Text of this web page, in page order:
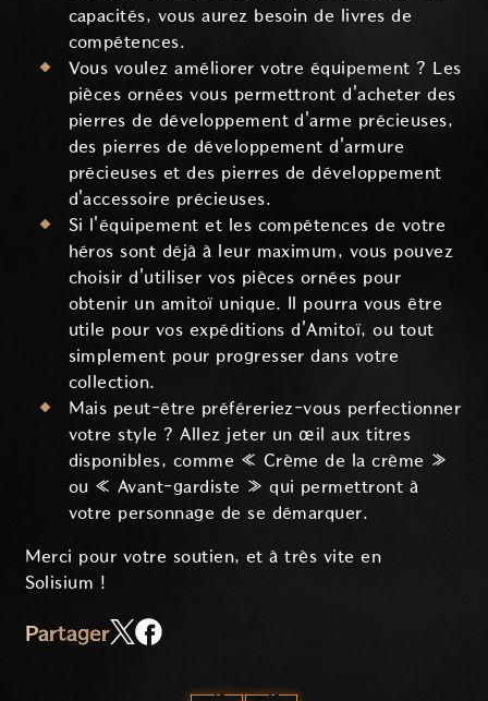
capacités, vous aurez besoin de livres de
compétences.
Vous voulez améliorer votre équipement ? Les
pièces ornées vous permettront d'acheter des
pierres de développement d'arme précieuses,
des pierres de développement d'armure
précieuses et des pierres de développement
d'accessoire précieuses.
Si l'équipement et les compétences de votre
héros sont déjà à leur maximum, vous pouvez
choisir d'utiliser vos pièces ornées pour
obtenir un amitoï unique. Il pourra vous être
utile pour vos expéditions d'Amitoï, ou tout
simplement pour progresser dans votre
collection.
Mais peut-être préféreriez-vous perfectionner
votre style ? Allez jeter un œil aux titres
disponibles, comme « Crème de la crème »
ou « Avant-gardiste » qui permettront à
votre personnage de se démarquer.
Merci pour votre soutien, et à très vite en
Solisium !
Partager